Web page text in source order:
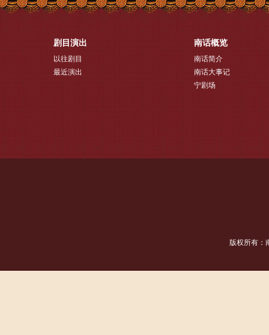
剧目演出
以往剧目
最近演出
南话概览
南话简介
南话大事记
宁剧场
版权所有：